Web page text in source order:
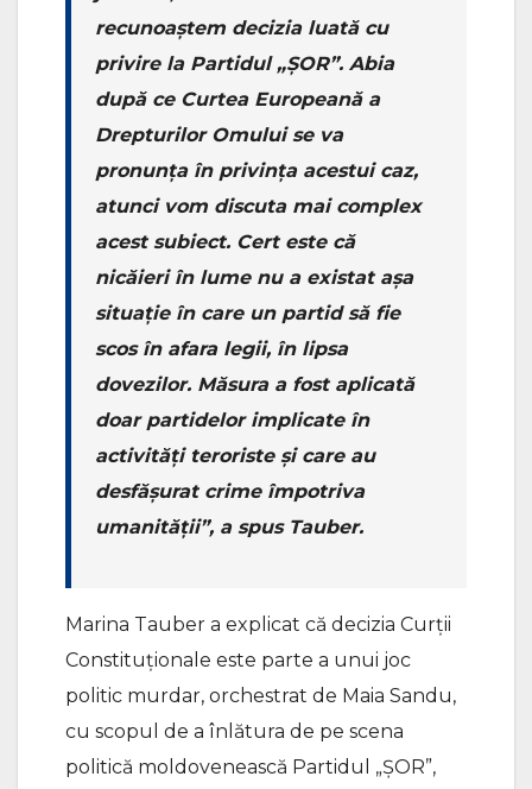
recunoaștem decizia luată cu
privire la Partidul „ȘOR”. Abia
după ce Curtea Europeană a
Drepturilor Omului se va
pronunța în privința acestui caz,
atunci vom discuta mai complex
acest subiect. Cert este că
nicăieri în lume nu a existat așa
situație în care un partid să fie
scos în afara legii, în lipsa
dovezilor. Măsura a fost aplicată
doar partidelor implicate în
activități teroriste și care au
desfășurat crime împotriva
umanității”, a spus Tauber.
Marina Tauber a explicat că decizia Curții
Constituționale este parte a unui joc
politic murdar, orchestrat de Maia Sandu,
cu scopul de a înlătura de pe scena
politică moldovenească Partidul „ȘOR”,